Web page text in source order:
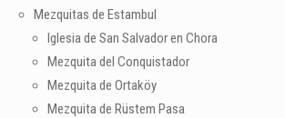
Mezquitas de Estambul
Iglesia de San Salvador en Chora
Mezquita del Conquistador
Mezquita de Ortaköy
Mezquita de Rüstem Pasa